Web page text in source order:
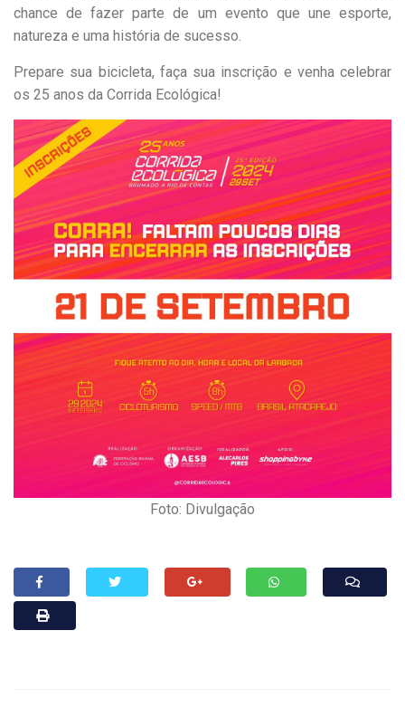
chance de fazer parte de um evento que une esporte,
natureza e uma história de sucesso.
Prepare sua bicicleta, faça sua inscrição e venha celebrar
os 25 anos da Corrida Ecológica!
Foto: Divulgação